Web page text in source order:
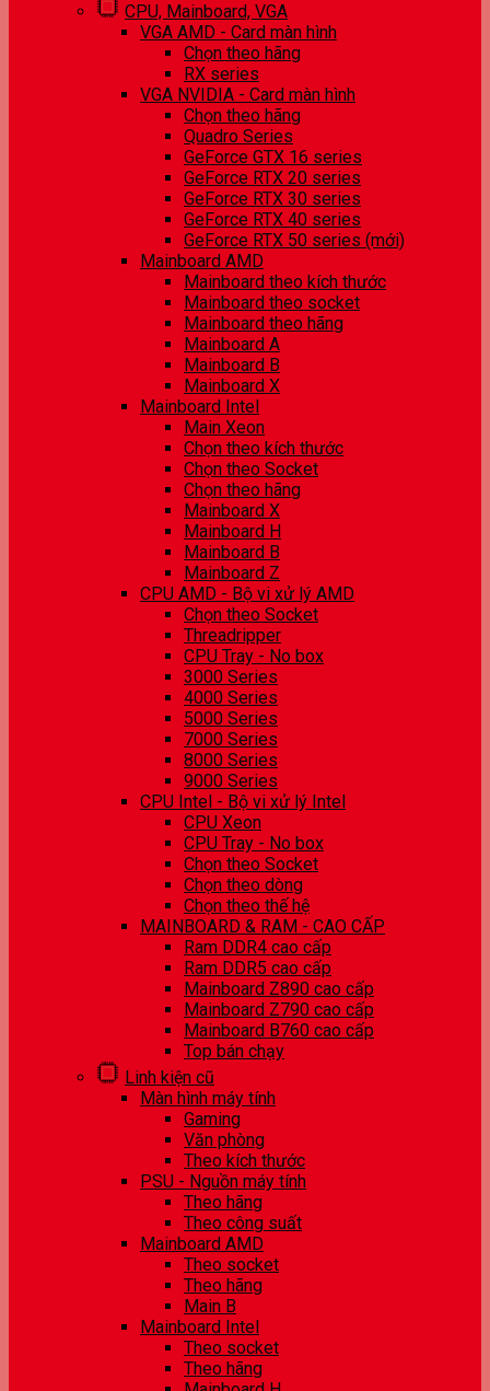
CPU, Mainboard, VGA
VGA AMD - Card màn hình
Chọn theo hãng
RX series
VGA NVIDIA - Card màn hình
Chọn theo hãng
Quadro Series
GeForce GTX 16 series
GeForce RTX 20 series
GeForce RTX 30 series
GeForce RTX 40 series
GeForce RTX 50 series (mới)
Mainboard AMD
Mainboard theo kích thước
Mainboard theo socket
Mainboard theo hãng
Mainboard A
Mainboard B
Mainboard X
Mainboard Intel
Main Xeon
Chọn theo kích thước
Chọn theo Socket
Chọn theo hãng
Mainboard X
Mainboard H
Mainboard B
Mainboard Z
CPU AMD - Bộ vi xử lý AMD
Chọn theo Socket
Threadripper
CPU Tray - No box
3000 Series
4000 Series
5000 Series
7000 Series
8000 Series
9000 Series
CPU Intel - Bộ vi xử lý Intel
CPU Xeon
CPU Tray - No box
Chọn theo Socket
Chọn theo dòng
Chọn theo thế hệ
MAINBOARD & RAM - CAO CẤP
Ram DDR4 cao cấp
Ram DDR5 cao cấp
Mainboard Z890 cao cấp
Mainboard Z790 cao cấp
Mainboard B760 cao cấp
Top bán chạy
Linh kiện cũ
Màn hình máy tính
Gaming
Văn phòng
Theo kích thước
PSU - Nguồn máy tính
Theo hãng
Theo công suất
Mainboard AMD
Theo socket
Theo hãng
Main B
Mainboard Intel
Theo socket
Theo hãng